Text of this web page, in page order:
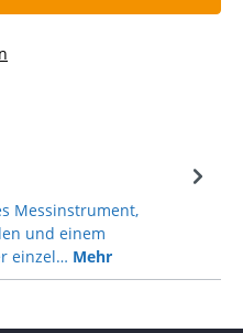
Messinstrument,
und einem
einzel… Mehr